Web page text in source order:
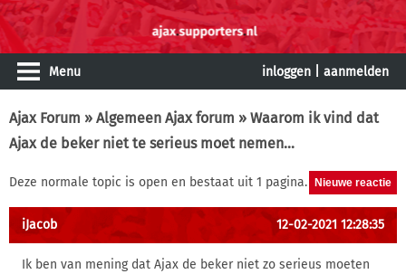
Menu inloggen aanmelden
Ajax Forum » Algemeen Ajax forum » Waarom ik vind dat
Ajax de beker niet te serieus moet nemen…
Deze normale topic is open en bestaat uit 1 pagina.
iJacob 12-02-2021 12:28:35
Ik ben van mening dat Ajax de beker niet zo serieus moeten